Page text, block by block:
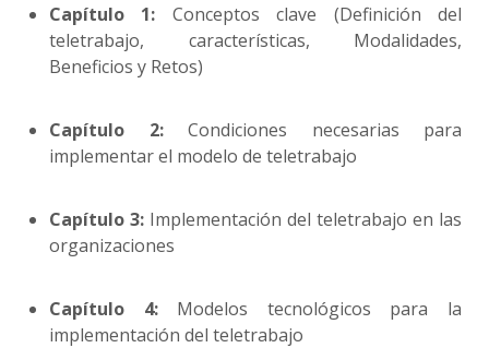
Capítulo 1: Conceptos clave (Definición del
teletrabajo, características, Modalidades,
Beneficios y Retos)
Capítulo 2:Condiciones necesarias para
implementar el modelo de teletrabajo
Capítulo 3: Implementación del teletrabajo en las
organizaciones
Capítulo 4:Modelos tecnológicos para la
implementación del teletrabajo